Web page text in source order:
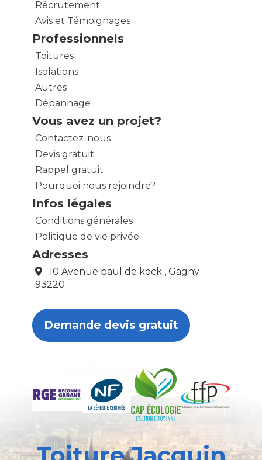
Récrutement
Avis et Témoignages
Professionnels
Toitures
Isolations
Autres
Dépannage
Vous avez un projet?
Contactez-nous
Devis gratuit
Rappel gratuit
Pourquoi nous rejoindre?
Infos légales
Conditions générales
Politique de vie privée
Adresses
10 Avenue paul de kock , Gagny
93220
Demande devis gratuit